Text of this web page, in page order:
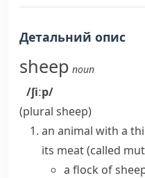
Детальний опис
sheep noun
/ʃiːp/
(plural sheep)
an animal with a
its meat (called
a flock of